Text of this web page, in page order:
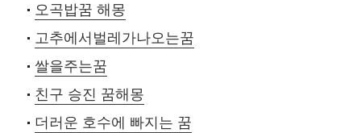
오곡밥꿈 해몽
고추에서벌레가나오는꿈
쌀을주는꿈
친구 승진 꿈해몽
더러운 호수에 빠지는 꿈